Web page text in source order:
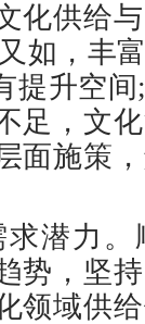
化供给
如，丰
提升空
足，文
面施策
潜力。
势，坚
领域供